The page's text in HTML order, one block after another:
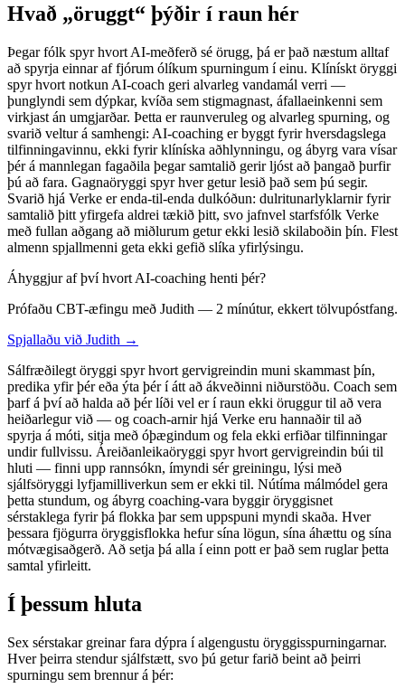
Hvað „öruggt“ þýðir í raun hér
Þegar fólk spyr hvort AI-meðferð sé örugg, þá er það næstum alltaf
að spyrja einnar af fjórum ólíkum spurningum í einu. Klínískt öryggi
spyr hvort notkun AI-coach geri alvarleg vandamál verri —
þunglyndi sem dýpkar, kvíða sem stigmagnast, áfallaeinkenni sem
virkjast án umgjarðar. Þetta er raunveruleg og alvarleg spurning, og
svarið veltur á samhengi: AI-coaching er byggt fyrir hversdagslega
tilfinningavinnu, ekki fyrir klíníska aðhlynningu, og ábyrg vara vísar
þér á mannlegan fagaðila þegar samtalið gerir ljóst að þangað þurfir
þú að fara. Gagnaöryggi spyr hver getur lesið það sem þú segir.
Svarið hjá Verke er enda-til-enda dulkóðun: dulritunarlyklarnir fyrir
samtalið þitt yfirgefa aldrei tækið þitt, svo jafnvel starfsfólk Verke
með fullan aðgang að miðlurum getur ekki lesið skilaboðin þín. Flest
almenn spjallmenni geta ekki gefið slíka yfirlýsingu.
Áhyggjur af því hvort AI-coaching henti þér?
Prófaðu CBT-æfingu með Judith — 2 mínútur, ekkert tölvupóstfang.
Spjallaðu við Judith →
Sálfræðilegt öryggi spyr hvort gervigreindin muni skammast þín,
predika yfir þér eða ýta þér í átt að ákveðinni niðurstöðu. Coach sem
þarf á því að halda að þér líði vel er í raun ekki öruggur til að vera
heiðarlegur við — og coach-arnir hjá Verke eru hannaðir til að
spyrja á móti, sitja með óþægindum og fela ekki erfiðar tilfinningar
undir fullvissu. Áreiðanleikaöryggi spyr hvort gervigreindin búi til
hluti — finni upp rannsókn, ímyndi sér greiningu, lýsi með
sjálfsöryggi lyfjamilliverkun sem er ekki til. Nútíma málmódel gera
þetta stundum, og ábyrg coaching-vara byggir öryggisnet
sérstaklega fyrir þá flokka þar sem uppspuni myndi skaða. Hver
þessara fjögurra öryggisflokka hefur sína lögun, sína áhættu og sína
mótvægisaðgerð. Að setja þá alla í einn pott er það sem ruglar þetta
samtal yfirleitt.
Í þessum hluta
Sex sérstakar greinar fara dýpra í algengustu öryggisspurningarnar.
Hver þeirra stendur sjálfstætt, svo þú getur farið beint að þeirri
spurningu sem brennur á þér: